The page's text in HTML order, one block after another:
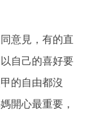
意見，有的直
自己的喜好要
的自由都沒
開心最重要，